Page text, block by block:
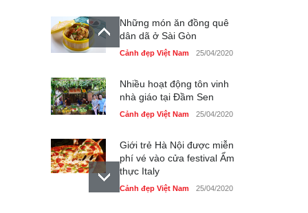
Những món ăn đồng quê
dân dã ở Sài Gòn
Cảnh đẹp Việt Nam 25/04/2020
Nhiều hoạt động tôn vinh
nhà giáo tại Đầm Sen
Cảnh đẹp Việt Nam 25/04/2020
Giới trẻ Hà Nội được miễn
phí vé vào cửa festival Ẩm
thực Italy
Cảnh đẹp Việt Nam 25/04/2020